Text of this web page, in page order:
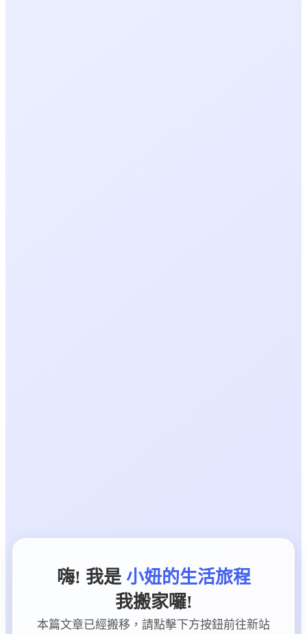
嗨! 我是 小妞的生活旅程
我搬家囉!
本篇文章已經搬移，請點擊下方按鈕前往新站